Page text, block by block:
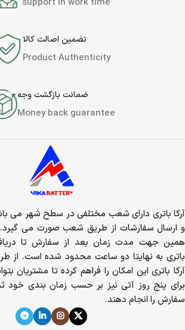
تضمین اصالت کالا
Product Authenticity
ضمانت بازگشت وجه
Money back guarantee
آرکا باتری دارای شعب مختلفی در سطح شهر می
و ارسال سفارشات از طریق شعب صورت می گیرد.
همین جهت مدت زمان بعد از سفارش تا
باتری به نهایتا دو ساعت محدود شده است. از
آرکا باتری این امکان را فراهم کرده تا مشتریان
برای پنج روز آتی نیز بر حسب زمان بندی خود
سفارش را انجام دهند.